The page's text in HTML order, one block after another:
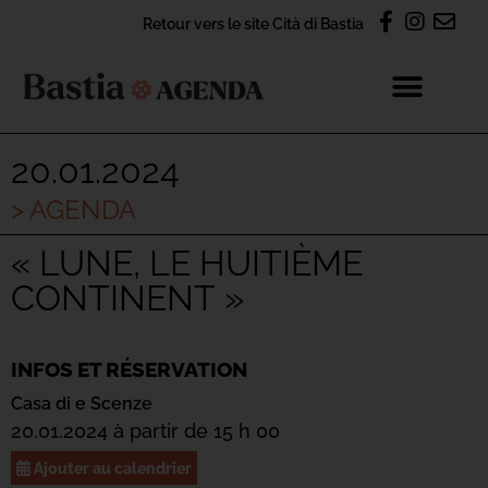
Retour vers le site Cità di Bastia
20.01.2024
> AGENDA
« LUNE, LE HUITIÈME
CONTINENT »
INFOS ET RÉSERVATION
Casa di e Scenze
20.01.2024 à partir de 15 h 00
Ajouter au calendrier